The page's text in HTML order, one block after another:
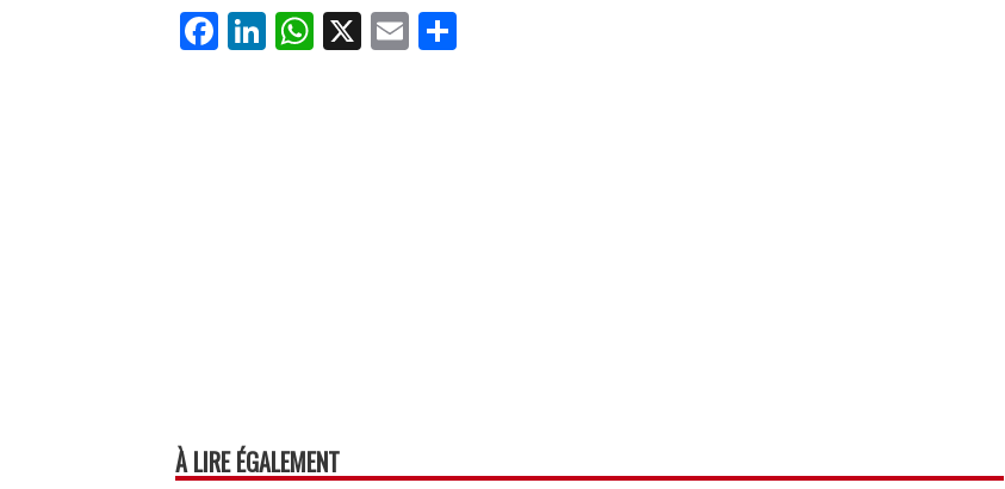
Fa
ce
Li
nk
W
ha
X E
m
À LIRE ÉGALEMENT